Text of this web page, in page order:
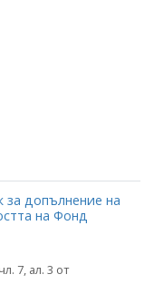
за допълнение на
на Фонд
7, ал. 3 от